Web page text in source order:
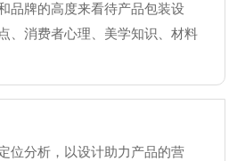
品牌的高度来看待产品包装设
、消费者心理、美学知识、材料
位分析，以设计助力产品的营